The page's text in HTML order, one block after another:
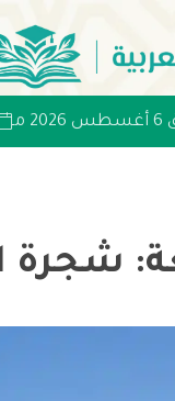
شجرة